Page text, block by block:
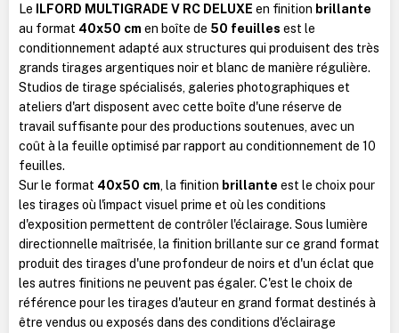
Le ILFORD MULTIGRADE V RC DELUXE en finition brillante
au format 40x50 cm en boîte de 50 feuilles est le
conditionnement adapté aux structures qui produisent des très
grands tirages argentiques noir et blanc de manière régulière.
Studios de tirage spécialisés, galeries photographiques et
ateliers d'art disposent avec cette boîte d'une réserve de
travail suffisante pour des productions soutenues, avec un
coût à la feuille optimisé par rapport au conditionnement de 10
feuilles.
Sur le format 40x50 cm, la finition brillante est le choix pour
les tirages où l'impact visuel prime et où les conditions
d'exposition permettent de contrôler l'éclairage. Sous lumière
directionnelle maîtrisée, la finition brillante sur ce grand format
produit des tirages d'une profondeur de noirs et d'un éclat que
les autres finitions ne peuvent pas égaler. C'est le choix de
référence pour les tirages d'auteur en grand format destinés à
être vendus ou exposés dans des conditions d'éclairage